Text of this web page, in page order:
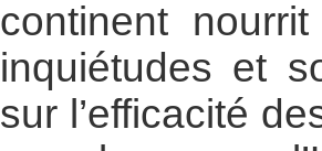
continent
inquiétudes et
sur l’efficacité